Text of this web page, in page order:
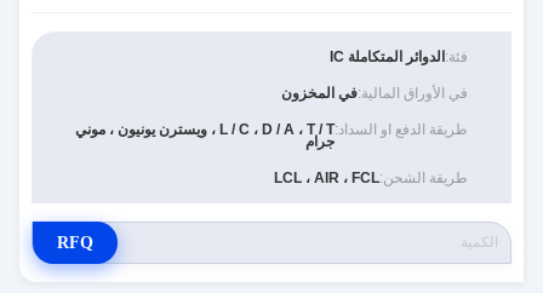
فئة: الدوائر المتكاملة IC
في الأوراق المالية:في المخزون
طريقة الدفع او السداد: L / C ، D / A ، T / T ، ويسترن يونيون ، موني
جرام
طريقة الشحن:LCL ، AIR ، FCL
RFQ